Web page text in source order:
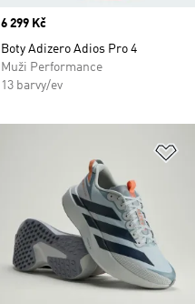
Price
6 299 Kč
Boty Adizero Adios Pro 4
Muži Performance
13 barvy/ev